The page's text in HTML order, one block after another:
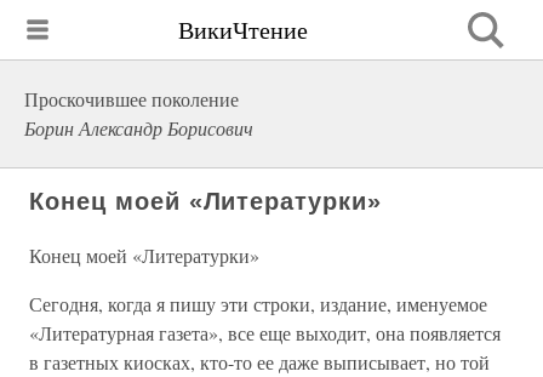
ВикиЧтение
Проскочившее поколение
Борин Александр Борисович
Конец моей «Литературки»
Конец моей «Литературки»
Сегодня, когда я пишу эти строки, издание, именуемое
«Литературная газета», все еще выходит, она появляется
в газетных киосках, кто-то ее даже выписывает, но той